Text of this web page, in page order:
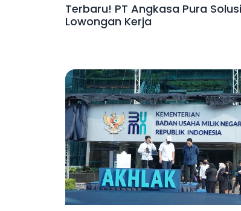
Terbaru! PT Angkasa Pura
Lowongan Kerja